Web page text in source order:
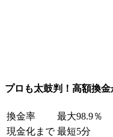
プロも太鼓判！高額換
換金率
最大98.9％
現金化まで 最短5分